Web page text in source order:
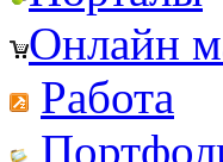
Онлайн
Работа